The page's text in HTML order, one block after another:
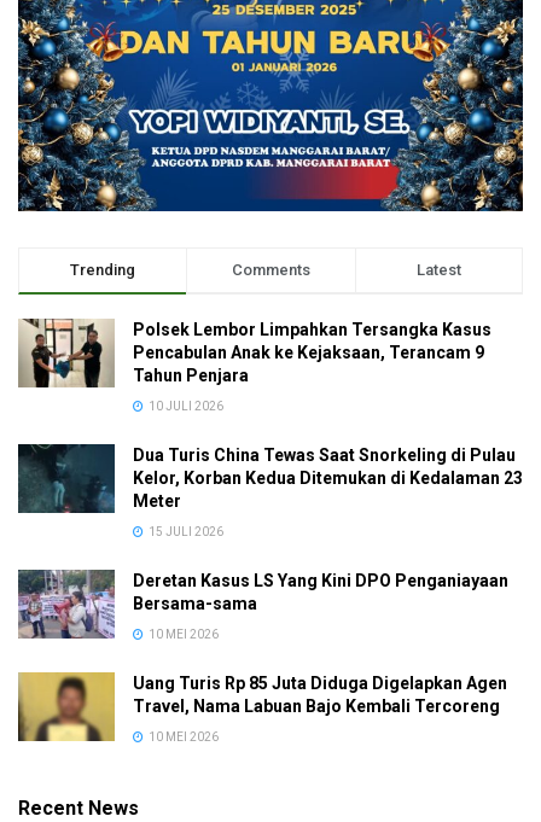
Trending Comments Latest
Polsek Lembor Limpahkan Tersangka Kasus
Pencabulan Anak ke Kejaksaan, Terancam 9
Tahun Penjara
10 JULI 2026
Dua Turis China Tewas Saat Snorkeling di Pulau
Kelor, Korban Kedua Ditemukan di Kedalaman 23
Meter
15 JULI 2026
Deretan Kasus LS Yang Kini DPO Penganiayaan
Bersama-sama
10 MEI 2026
Uang Turis Rp 85 Juta Diduga Digelapkan Agen
Travel, Nama Labuan Bajo Kembali Tercoreng
10 MEI 2026
Recent News